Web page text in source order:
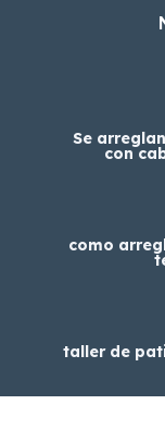
Se
con
como
taller de